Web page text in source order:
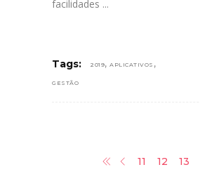
facilidades
Tags: 2019, APLICATIVOS ,
GESTÃO
11 12 13